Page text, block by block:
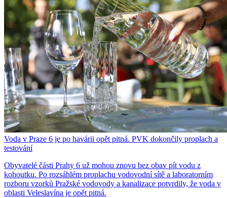
Voda v Praze 6 je po havárii opět pitná. PVK dokončily proplach a
testování
Obyvatelé části Prahy 6 už mohou znovu bez obav pít vodu z
kohoutku. Po rozsáhlém proplachu vodovodní sítě a laboratorním
rozboru vzorků Pražské vodovody a kanalizace potvrdily, že voda v
oblasti Veleslavína je opět pitná.